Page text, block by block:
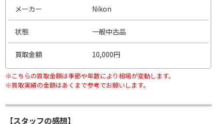
メーカー Nikon
状態 一般中古品
買取金額 10,000円
※こちらの買取金額は季節や年数により相場が変動します。
※買取実績の金額はあくまで参考でお願いします。
【スタッフの感想】